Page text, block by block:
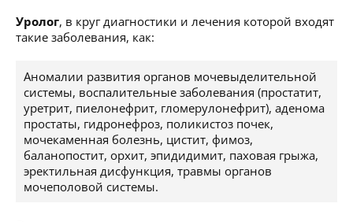
Уролог, в круг диагностики и лечения которой входят
такие заболевания, как:
Аномалии развития органов мочевыделительной
системы, воспалительные заболевания (простатит,
уретрит, пиелонефрит, гломерулонефрит), аденома
простаты, гидронефроз, поликистоз почек,
мочекаменная болезнь, цистит, фимоз,
баланопостит, орхит, эпидидимит, паховая грыжа,
эректильная дисфункция, травмы органов
мочеполовой системы.